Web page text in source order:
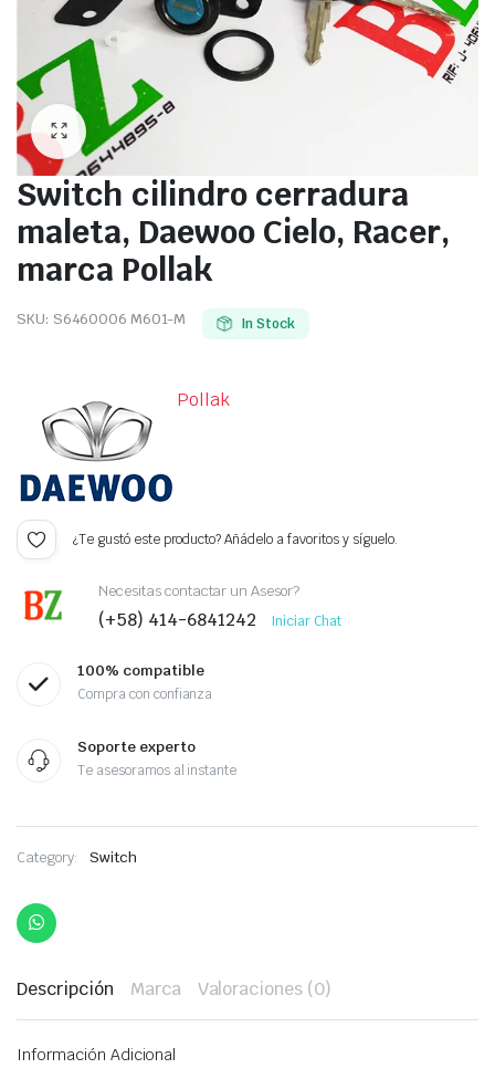
Switch cilindro cerradura
maleta, Daewoo Cielo, Racer,
marca Pollak
SKU: S6460006 M601-M In Stock
Pollak
¿Te gustó este producto? Añádelo a favoritos y síguelo.
Necesitas contactar un Asesor?
(+58) 414-6841242 Iniciar Chat
100% compatible
Compra con confianza
Soporte experto
Te asesoramos al instante
Category: Switch
Descripción Marca Valoraciones (0)
Información Adicional